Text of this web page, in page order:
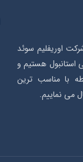
اوریفلیم سوئد
استانبول هستیم و
با مناسب ترین
می نماییم.